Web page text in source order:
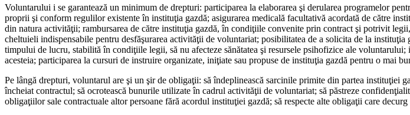
Voluntarului i se garantează un minimum de drepturi: partici­parea la elaborarea şi derularea programelor
proprii şi conform regulilor existente în instituţia gazdă; asigurarea me­dicală facultativă acordată de că­tre
din natura activităţii; rambursarea de către instituţia gazdă, în condiţiile convenite prin contract şi potrivit
cheltuieli indispensabile pentru desfăşurarea activităţii de volun­tariat; posibilitatea de a solicita de la
timpului de lucru, stabilită în condiţiile legii, să nu afecteze sănătatea şi resur­sele psihofizice ale
acesteia; participarea la cursuri de instruire organizate, iniţiate sau propuse de instituţia gazdă pentru o mai
Pe lângă drepturi, voluntarul are şi un şir de obligaţii: să în­deplinească sarcinile primite din partea instituţiei
încheiat contractul; să ocrotească bunu­rile utilizate în cadrul activităţii de voluntariat; să păstreze
obligaţiilor sale contrac­tuale altor persoane fără acordul instituţiei gazdă; să respecte alte obligaţii care